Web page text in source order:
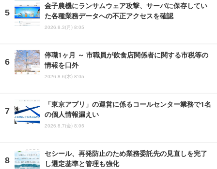
金子農機にランサムウェア攻撃、サーバに保存してい
た各種業務データへの不正アクセスを確認
2026.8.3(月) 8:05
停職1ヶ月 ～ 市職員が飲食店関係者に関する市税等の
情報を口外
2026.8.6(木) 8:05
「東京アプリ」の運営に係るコールセンター業務で1名
の個人情報漏えい
2026.8.7(金) 8:05
セシール、再発防止のため業務委託先の見直しを完了
し選定基準と管理も強化